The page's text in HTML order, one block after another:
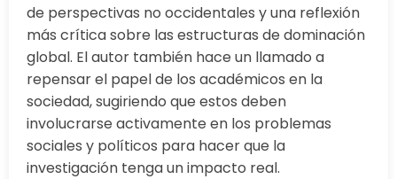
de perspectivas no occidentales y una reflexión
más crítica sobre las estructuras de dominación
global. El autor también hace un llamado a
repensar el papel de los académicos en la
sociedad, sugiriendo que estos deben
involucrarse activamente en los problemas
sociales y políticos para hacer que la
investigación tenga un impacto real.